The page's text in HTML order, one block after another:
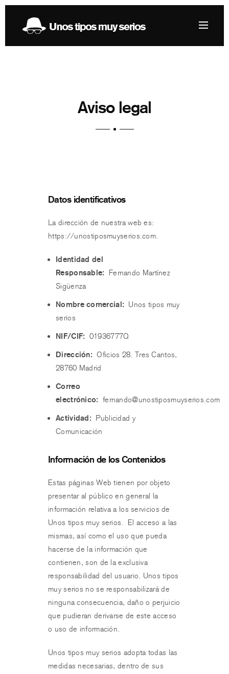
Aviso legal
Datos identificativos
La dirección de nuestra web es:
https://unostiposmuyserios.com.
Identidad del
Responsable: Fernando Martínez
Sigüenza
Nombre comercial: Unos tipos muy
serios
NIF/CIF: 01936777Q
Dirección: Oficios 28. Tres Cantos,
28760 Madrid
Correo
electrónico: fernando@unostiposmuyserios.com
Actividad: Publicidad y
Comunicación
Información de los Contenidos
Estas páginas Web tienen por objeto
presentar al público en general la
información relativa a los servicios de
Unos tipos muy serios. El acceso a las
mismas, así como el uso que pueda
hacerse de la información que
contienen, son de la exclusiva
responsabilidad del usuario. Unos tipos
muy serios no se responsabilizará de
ninguna consecuencia, daño o perjuicio
que pudieran derivarse de este acceso
o uso de información.
Unos tipos muy serios adopta todas las
medidas necesarias, dentro de sus